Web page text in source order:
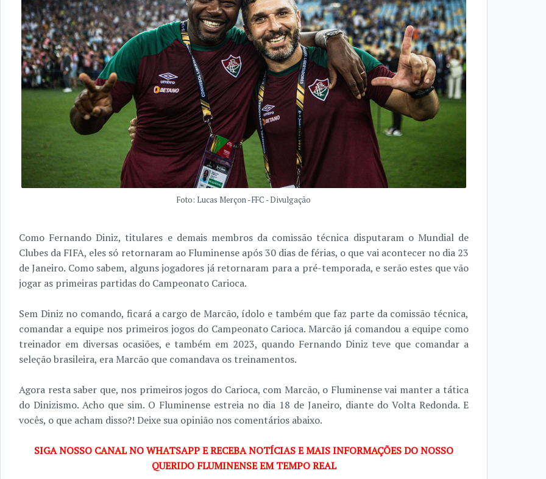
Foto: Lucas Merçon - FFC - Divulgação
Como Fernando Diniz, titulares e demais membros da comissão técnica disputaram o Mundial de
Clubes da FIFA, eles só retornaram ao Fluminense após 30 dias de férias, o que vai acontecer no dia 23
de Janeiro. Como sabem, alguns jogadores já retornaram para a pré-temporada, e serão estes que vão
jogar as primeiras partidas do Campeonato Carioca.
Sem Diniz no comando, ficará a cargo de Marcão, ídolo e também que faz parte da comissão técnica,
comandar a equipe nos primeiros jogos do Campeonato Carioca. Marcão já comandou a equipe como
treinador em diversas ocasiões, e também em 2023, quando Fernando Diniz teve que comandar a
seleção brasileira, era Marcão que comandava os treinamentos.
Agora resta saber que, nos primeiros jogos do Carioca, com Marcão, o Fluminense vai manter a tática
do Dinizismo. Acho que sim. O Fluminense estreia no dia 18 de Janeiro, diante do Volta Redonda. E
vocês, o que acham disso?! Deixe sua opinião nos comentários abaixo.
SIGA NOSSO CANAL NO WHATSAPP E RECEBA NOTÍCIAS E MAIS INFORMAÇÕES DO NOSSO
QUERIDO FLUMINENSE EM TEMPO REAL